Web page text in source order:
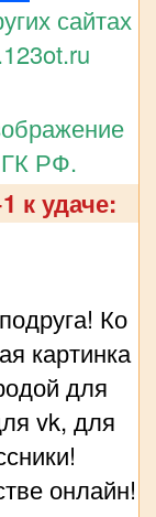
сайтах
ГК РФ.
к удаче:
Ко
картинка
для
vk, для
онлайн!